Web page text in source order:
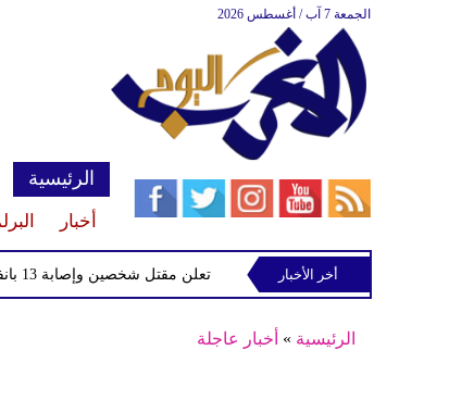
الجمعة 7 آب / أغسطس 2026
الرئيسية
أخبار
الصحة السورية تعلن مقتل شخصين وإصابة 13 بانفجار مركبة قرب دمشق
أخر الأخبار
الرئيسية » أخبار عاجلة